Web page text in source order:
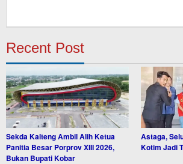
Recent Post
Sekda Kalteng Ambil Alih Ketua
Panitia Besar Porprov XIII 2026,
Bukan Bupati Kobar
Astaga,
Kotim Jadi